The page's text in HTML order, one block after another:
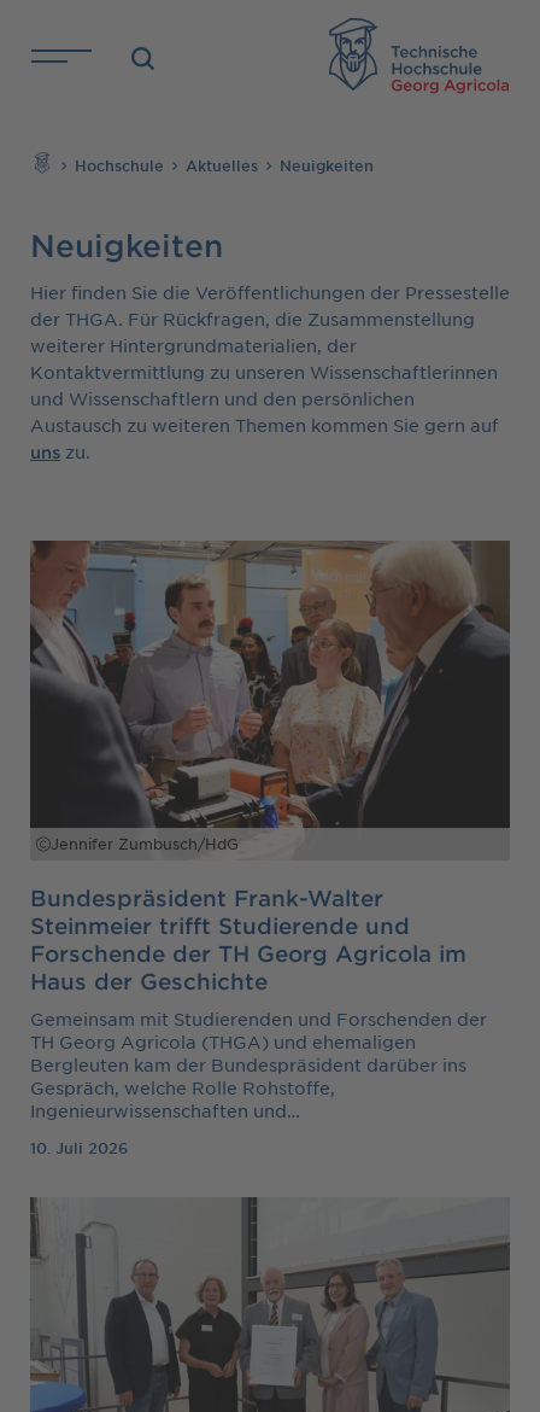
Direkt zu den Inhalten springen
Hochschule Aktuelles Neuigkeiten
Neuigkeiten
Hier finden Sie die Veröffentlichungen der Pressestelle
der THGA. Für Rückfragen, die Zusammenstellung
weiterer Hintergrundmaterialien, der
Kontaktvermittlung zu unseren Wissenschaftlerinnen
und Wissenschaftlern und den persönlichen
Austausch zu weiteren Themen kommen Sie gern auf
uns zu.
Jennifer Zumbusch/HdG
Bundespräsident Frank-Walter
Steinmeier trifft Studierende und
Forschende der TH Georg Agricola im
Haus der Geschichte
Gemeinsam mit Studierenden und Forschenden der
TH Georg Agricola (THGA) und ehemaligen
Bergleuten kam der Bundespräsident darüber ins
Gespräch, welche Rolle Rohstoffe,
Ingenieurwissenschaften und…
10. Juli 2026